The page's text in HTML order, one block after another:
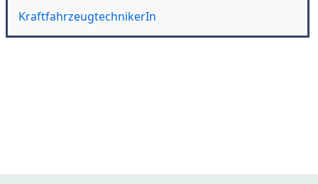
KraftfahrzeugtechnikerIn